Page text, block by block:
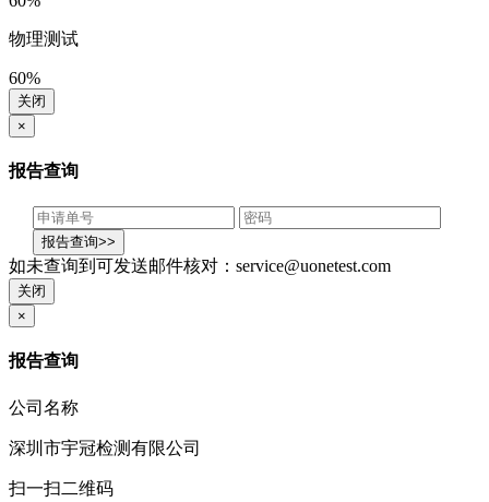
物理测试
60%
关闭
×
报告查询
如未查询到可发送邮件核对：service@uonetest.com
关闭
×
报告查询
公司名称
深圳市宇冠检测有限公司
扫一扫二维码